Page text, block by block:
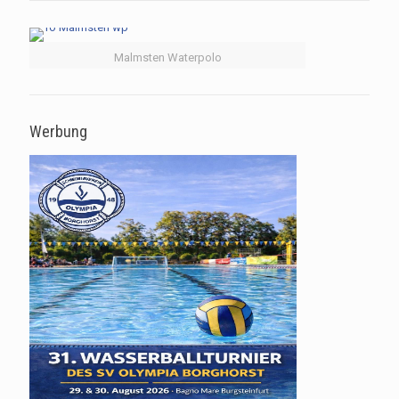
Malmsten Waterpolo
Werbung